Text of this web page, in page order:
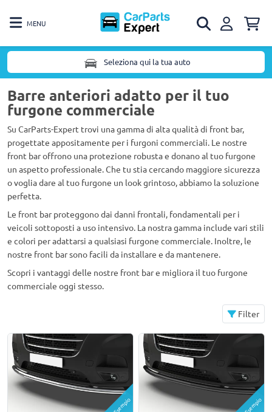
MENU
Seleziona qui la tua auto
Barre anteriori adatto per il tuo
furgone commerciale
Su CarParts-Expert trovi una gamma di alta qualità di front bar,
progettate appositamente per i furgoni commerciali. Le nostre
front bar offrono una protezione robusta e donano al tuo furgone
un aspetto professionale. Che tu stia cercando maggiore sicurezza
o voglia dare al tuo furgone un look grintoso, abbiamo la soluzione
perfetta.
Le front bar proteggono dai danni frontali, fondamentali per i
veicoli sottoposti a uso intensivo. La nostra gamma include vari stili
e colori per adattarsi a qualsiasi furgone commerciale. Inoltre, le
nostre front bar sono facili da installare e da mantenere.
Scopri i vantaggi delle nostre front bar e migliora il tuo furgone
commerciale oggi stesso.
Filter
Esempio Esempio